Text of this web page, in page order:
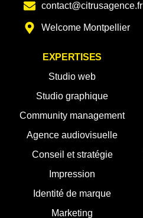
contact@citrusagence.fr
Welcome Montpellier
EXPERTISES
Studio web
Studio graphique
Community management
Agence audiovisuelle
Conseil et stratégie
Impression
Identité de marque
Marketing